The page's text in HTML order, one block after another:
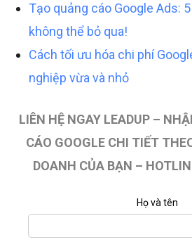
Tạo quảng cáo Google Ads:
không thể bỏ qua!
Cách tối ưu hóa chi phí
nghiệp vừa và nhỏ
LIÊN HỆ NGAY LEADUP –
CÁO GOOGLE CHI TIẾT
DOANH CỦA BẠN –
Họ và tên